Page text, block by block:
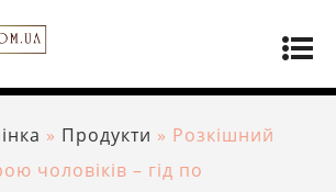
» Продукти » Розкішний
чоловіків – гід по